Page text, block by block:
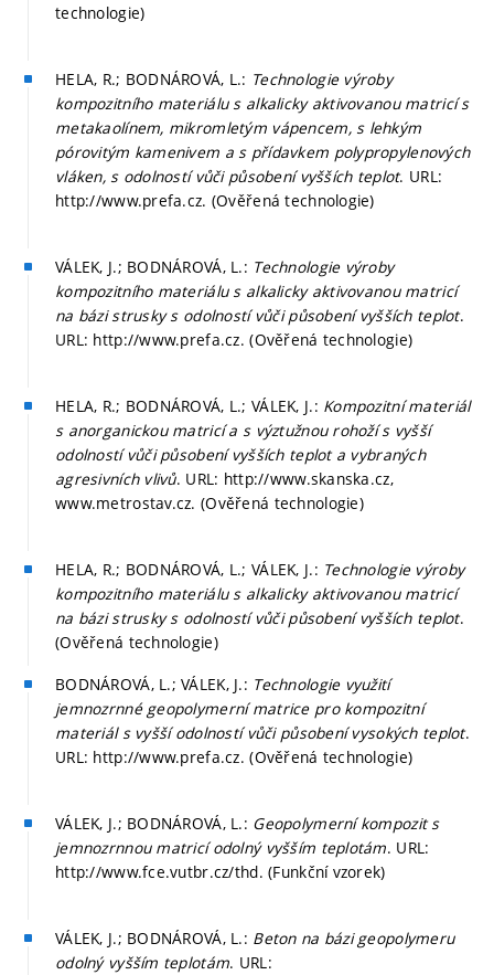
technologie)
HELA, R.; BODNÁROVÁ, L.: Technologie výroby
kompozitního materiálu s alkalicky aktivovanou matricí s
metakaolínem, mikromletým vápencem, s lehkým
pórovitým kamenivem a s přídavkem polypropylenových
vláken, s odolností vůči působení vyšších teplot. URL:
http://www.prefa.cz. (Ověřená technologie)
VÁLEK, J.; BODNÁROVÁ, L.: Technologie výroby
kompozitního materiálu s alkalicky aktivovanou matricí
na bázi strusky s odolností vůči působení vyšších teplot.
URL: http://www.prefa.cz. (Ověřená technologie)
HELA, R.; BODNÁROVÁ, L.; VÁLEK, J.: Kompozitní materiál
s anorganickou matricí a s výztužnou rohoží s vyšší
odolností vůči působení vyšších teplot a vybraných
agresivních vlivů. URL: http://www.skanska.cz,
www.metrostav.cz. (Ověřená technologie)
HELA, R.; BODNÁROVÁ, L.; VÁLEK, J.: Technologie výroby
kompozitního materiálu s alkalicky aktivovanou matricí
na bázi strusky s odolností vůči působení vyšších teplot.
(Ověřená technologie)
BODNÁROVÁ, L.; VÁLEK, J.: Technologie využití
jemnozrnné geopolymerní matrice pro kompozitní
materiál s vyšší odolností vůči působení vysokých teplot.
URL: http://www.prefa.cz. (Ověřená technologie)
VÁLEK, J.; BODNÁROVÁ, L.: Geopolymerní kompozit s
jemnozrnnou matricí odolný vyšším teplotám. URL:
http://www.fce.vutbr.cz/thd. (Funkční vzorek)
VÁLEK, J.; BODNÁROVÁ, L.: Beton na bázi geopolymeru
odolný vyšším teplotám. URL: